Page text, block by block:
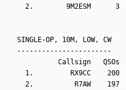
2.        9M2ESM      3
SINGLE-OP, 10M, LOW, CW
-----------------------
Callsign   QSOs  Points
1.         RX9CC    200
2.          R7AW    197